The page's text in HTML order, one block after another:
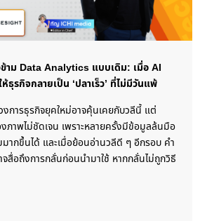
ข้าม Data Analytics แบบเดิม: เมื่อ AI
ธุรกิจกลายเป็น ‘ปลาเร็ว’ ที่ไม่มีวันแพ้
การธุรกิจยุคใหม่อาจคุ้นเคยกับวลีนี้ แต่
ภาพไม่ชัดเจน เพราะหลายครั้งมีข้อมูลล้นมือ
มากขึ้นได้ และเมื่อย้อนอ่านวลีดี ๆ อีกรอบ คำ
จสื่อถึงการกลั่นก่อนนำมาใช้ หากกลั่นไม่ถูกวิธี